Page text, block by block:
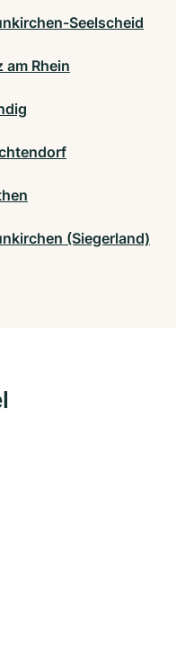
Seelscheid
am Rhein
(Siegerland)